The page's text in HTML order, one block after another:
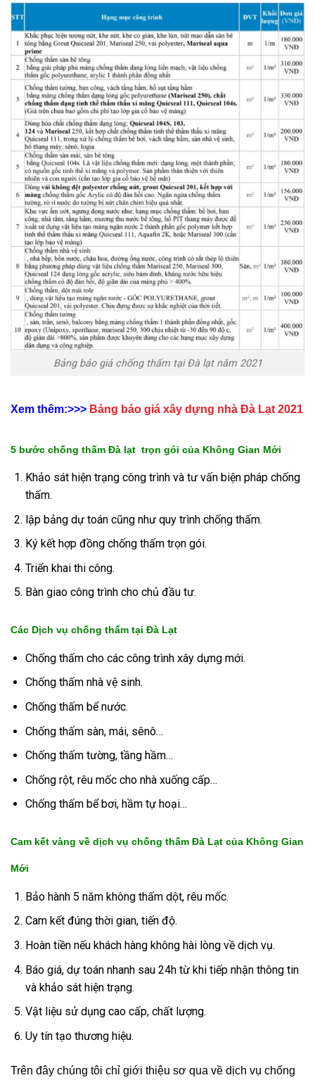
Bảng báo giá chống thấm tại Đà lạt năm 2021
Xem thêm:>>> Bảng báo giá xây dựng nhà Đà Lạt 2021
5 bước chống thấm Đà lạt trọn gói của Không Gian Mới
Khảo sát hiện trạng công trình và tư vấn biện pháp chống
thấm.
lập bảng dự toán cũng như quy trình chống thấm.
Ký kết hợp đồng chống thấm trọn gói.
Triển khai thi công.
Bàn giao công trình cho chủ đầu tư.
Các Dịch vụ chống thấm tại Đà Lạt
Chống thấm cho các công trình xây dựng mới.
Chống thấm nhà vệ sinh.
Chống thấm bể nước.
Chống thấm sàn, mái, sênô…
Chống thấm tường, tầng hầm…
Chống rột, rêu mốc cho nhà xuống cấp…
Chống thấm bể bơi, hầm tự hoại…
Cam kết vàng về dịch vụ chống thấm Đà Lạt của Không Gian
Mới
Bảo hành 5 năm không thấm dột, rêu mốc.
Cam kết đúng thời gian, tiến độ.
Hoàn tiền nếu khách hàng không hài lòng về dịch vụ.
Báo giá, dự toán nhanh sau 24h từ khi tiếp nhận thông tin
và khảo sát hiện trạng.
Vật liệu sử dụng cao cấp, chất lượng.
Uy tín tạo thương hiệu.
Trên đây chúng tôi chỉ giới thiệu sơ qua về dịch vụ chống